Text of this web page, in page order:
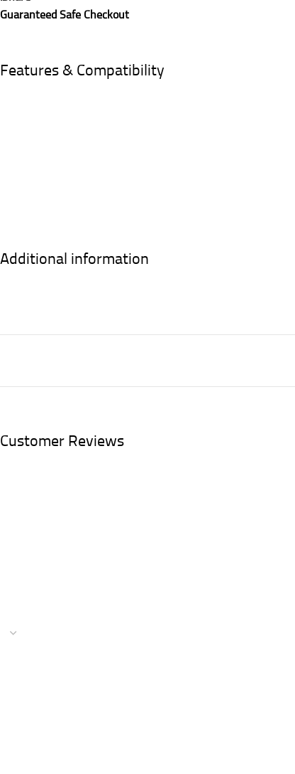
Guaranteed Safe Checkout
Features & Compatibility
Additional information
Customer Reviews